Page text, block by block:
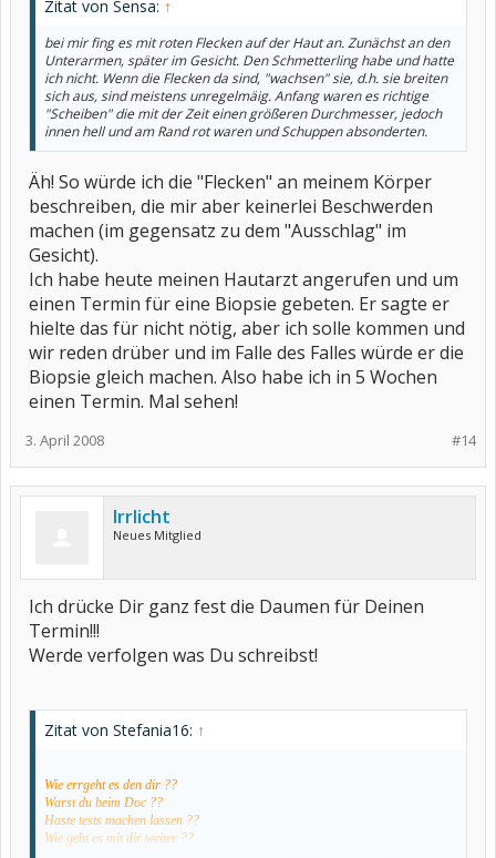
Zitat von Sensa: ↑
bei mir fing es mit roten Flecken auf der Haut an. Zunächst an den
Unterarmen, später im Gesicht. Den Schmetterling habe und hatte
ich nicht. Wenn die Flecken da sind, "wachsen" sie, d.h. sie breiten
sich aus, sind meistens unregelmäig. Anfang waren es richtige
"Scheiben" die mit der Zeit einen größeren Durchmesser, jedoch
innen hell und am Rand rot waren und Schuppen absonderten.
Äh! So würde ich die "Flecken" an meinem Körper
beschreiben, die mir aber keinerlei Beschwerden
machen (im gegensatz zu dem "Ausschlag" im
Gesicht).
Ich habe heute meinen Hautarzt angerufen und um
einen Termin für eine Biopsie gebeten. Er sagte er
hielte das für nicht nötig, aber ich solle kommen und
wir reden drüber und im Falle des Falles würde er die
Biopsie gleich machen. Also habe ich in 5 Wochen
einen Termin. Mal sehen!
#14
3. April 2008
Irrlicht
Neues Mitglied
Ich drücke Dir ganz fest die Daumen für Deinen
Termin!!!
Werde verfolgen was Du schreibst!
Zitat von Stefania16: ↑
Wie errgeht es den dir ??
Warst du beim Doc ??
Haste tests machen lassen ??
Wie geht es mit dir weiter ??